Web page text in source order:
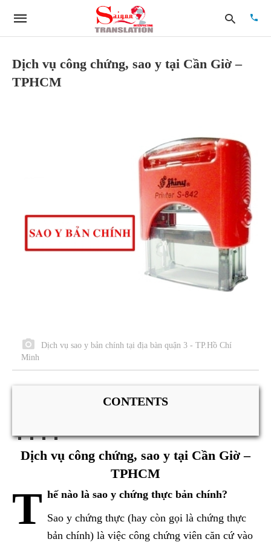
enter:
Dịch vụ công chứng, sao y tại Cần Giờ –
TPHCM
Dịch vụ sao y bản chính tại địa bàn quận 3 - TP.Hồ Chí
Minh
CONTENTS
Dịch vụ công chứng, sao y tại Cần Giờ –
TPHCM
T hế nào là sao y chứng thực bản chính?
Sao y chứng thực (hay còn gọi là chứng thực
bản chính) là việc công chứng viên căn cứ vào